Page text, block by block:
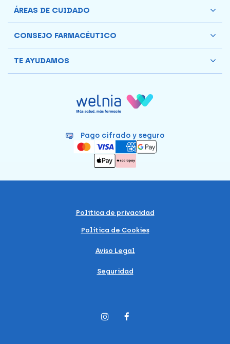
Pago cifrado y seguro
ÁREAS DE CUIDADO
CONSEJO FARMACÉUTICO
TE AYUDAMOS
Política de privacidad
Política de Cookies
Aviso Legal
Seguridad